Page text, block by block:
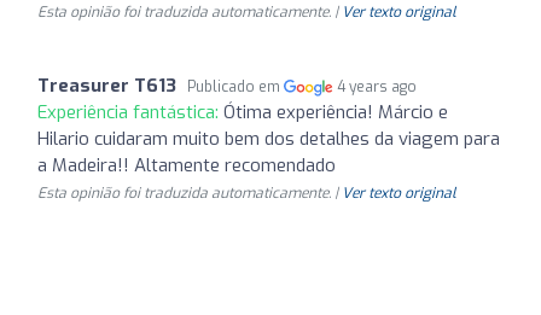
Esta opinião foi traduzida automaticamente. | Ver texto original
Treasurer T613 Publicado em 4 years ago
Experiência fantástica: Ótima experiência! Márcio e
Hilario cuidaram muito bem dos detalhes da viagem para
a Madeira!! Altamente recomendado
Esta opinião foi traduzida automaticamente. | Ver texto original